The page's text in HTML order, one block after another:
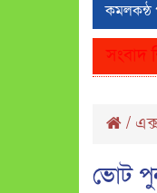
কমলকন্ঠ
সংবাদ
/
ভোট